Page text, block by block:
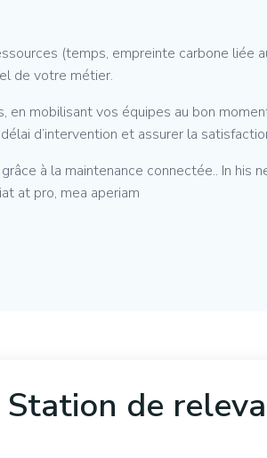
(temps, empreinte carbone liée
de votre métier.
mobilisant vos équipes au bon
d’intervention et assurer la
à la maintenance connectée.. In his
at pro, mea aperiam
de